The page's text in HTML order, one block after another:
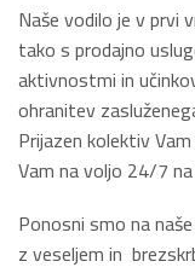
Naše vodilo je v prvi
tako s prodajno
aktivnostmi in
ohranitev
Prijazen kolektiv
Vam na voljo 24/7
Ponosni smo na
z veseljem in